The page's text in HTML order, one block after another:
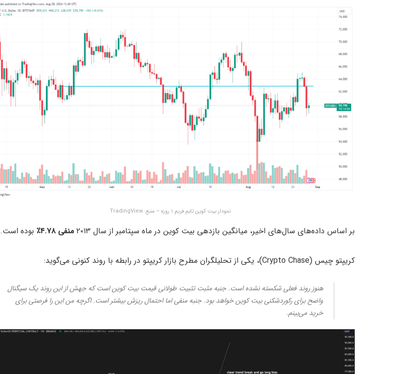
نمودار بیت کوین تایم فریم ۱ روزه – منبع: TradingView
بر اساس داده‌های سال‌های اخیر، میانگین بازدهی بیت کوین در ماه سپتامبر از سال ۲۰۱۳ منفی ۴.۷۸٪ بوده است.
کریپتو چیس (Crypto Chase)، یکی از تحلیلگران مطرح بازار کریپتو در رابطه با روند کنونی می‌گوید:
هنوز روند فعلی شکسته نشده است. جنبه مثبت تثبیت طولانی قیمت بیت کوین است که جهش از این روند یک سیگنال
واضح برای رکوردشکنی بیت کوین خواهد بود. جنبه منفی اما احتمال ریزش بیشتر است. اگرچه من این را فرصتی برای
خرید می‌بینم.